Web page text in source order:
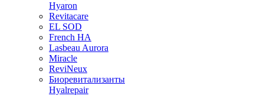
Hyaron
Revitacare
EL SOD
French HA
Lasbeau Aurora
Miracle
ReviNeux
Биоревитализанты
Hyalrepair